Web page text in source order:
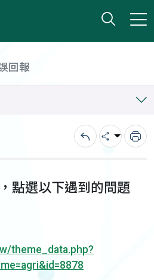
打開
小版
回報
回上一頁
分享 列
點選以下遇到的問題
theme_data.php?